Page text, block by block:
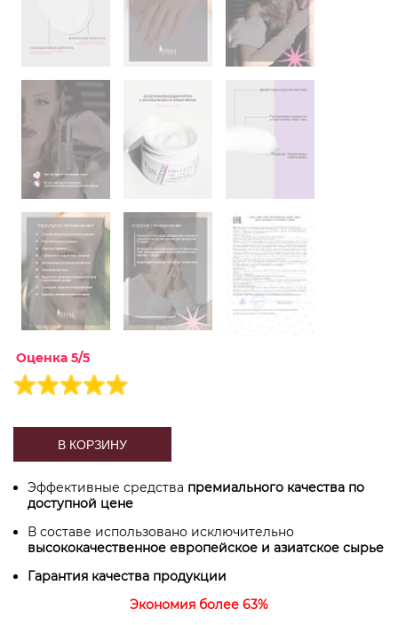
Оценка 5/5
В КОРЗИНУ
Эффективные средства премиального качества по
доступной цене
В составе использовано исключительно
высококачественное европейское и азиатское сырье
Гарантия качества продукции
Экономия более 63%